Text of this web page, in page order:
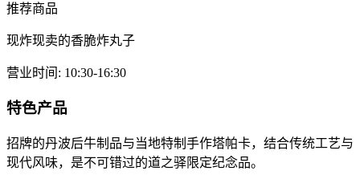
推荐商品
现炸现卖的香脆炸丸子
营业时间 : 10:30-16:30
特色产品
招牌的丹波后牛制品与当地特制手作塔帕卡，结合传统工艺与
现代风味，是不可错过的道之驿限定纪念品。